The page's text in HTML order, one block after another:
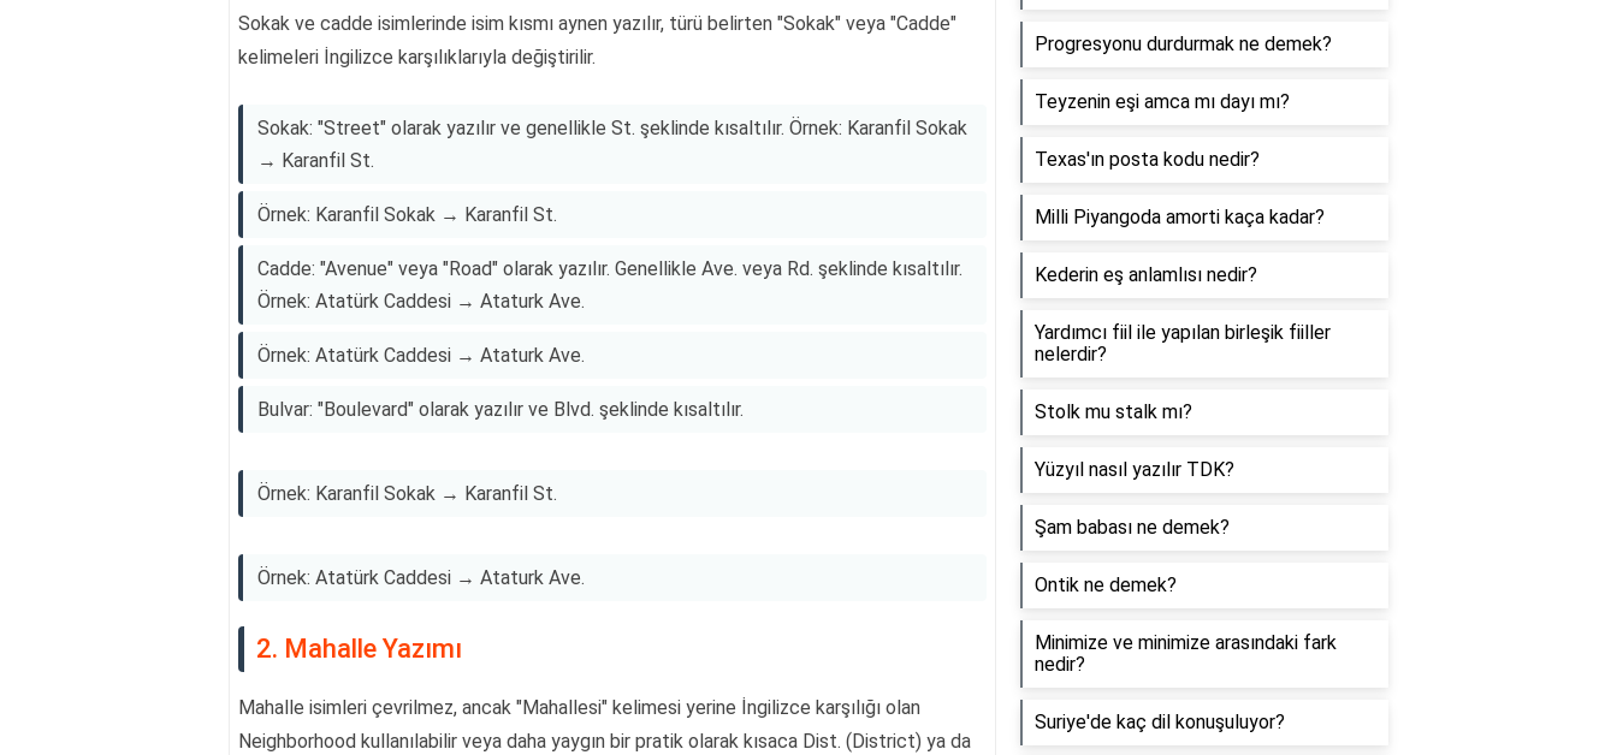
Sokak ve cadde isimlerinde isim kısmı aynen yazılır, türü belirten "Sokak" veya "Cadde"
kelimeleri İngilizce karşılıklarıyla değiştirilir.
Sokak: "Street" olarak yazılır ve genellikle St. şeklinde kısaltılır. Örnek: Karanfil Sokak
→ Karanfil St.
Örnek: Karanfil Sokak → Karanfil St.
Cadde: "Avenue" veya "Road" olarak yazılır. Genellikle Ave. veya Rd. şeklinde kısaltılır.
Örnek: Atatürk Caddesi → Ataturk Ave.
Örnek: Atatürk Caddesi → Ataturk Ave.
Bulvar: "Boulevard" olarak yazılır ve Blvd. şeklinde kısaltılır.
Örnek: Karanfil Sokak → Karanfil St.
Örnek: Atatürk Caddesi → Ataturk Ave.
2. Mahalle Yazımı
Mahalle isimleri çevrilmez, ancak "Mahallesi" kelimesi yerine İngilizce karşılığı olan
Neighborhood kullanılabilir veya daha yaygın bir pratik olarak kısaca Dist. (District) ya da
Progresyonu durdurmak ne demek?
Teyzenin eşi amca mı dayı mı?
Texas'ın posta kodu nedir?
Milli Piyangoda amorti kaça kadar?
Kederin eş anlamlısı nedir?
Yardımcı fiil ile yapılan birleşik fiiller
nelerdir?
Stolk mu stalk mı?
Yüzyıl nasıl yazılır TDK?
Şam babası ne demek?
Ontik ne demek?
Minimize ve minimize arasındaki fark
nedir?
Suriye'de kaç dil konuşuluyor?